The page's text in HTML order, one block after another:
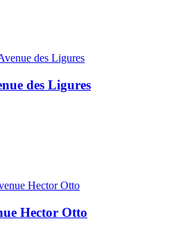
des Ligures
Hector Otto